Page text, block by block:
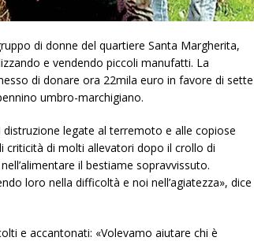
di donne del quartiere Santa Margherita,
e vendendo piccoli manufatti. La
di donare ora 22mila euro in favore di sette
umbro-marchigiano.
legate al terremoto e alle copiose
criticità di molti allevatori dopo il crollo di
il bestiame sopravvissuto.
loro nella difficoltà e noi nell’agiatezza», dice
e accantonati: «Volevamo aiutare chi è